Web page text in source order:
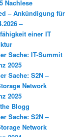
Nachlese
– Ankündigung für
–
einer IT
Sache: IT-Summit
2025
Sache: S2N –
Network
2025
Blogg
Sache: S2N –
Network